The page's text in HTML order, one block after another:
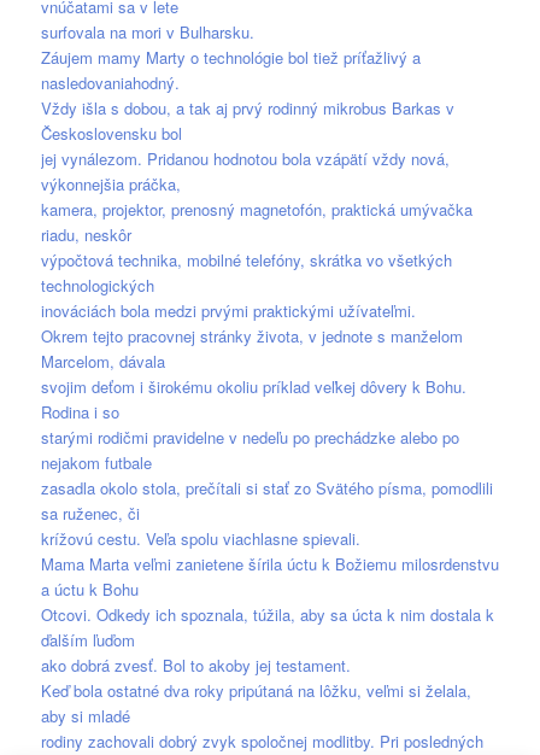
vnúčatami sa v lete
surfovala na mori v Bulharsku.
Záujem mamy Marty o technológie bol tiež príťažlivý a
nasledovaniahodný.
Vždy išla s dobou, a tak aj prvý rodinný mikrobus Barkas v
Československu bol
jej vynálezom. Pridanou hodnotou bola vzápätí vždy nová,
výkonnejšia práčka,
kamera, projektor, prenosný magnetofón, praktická umývačka
riadu, neskôr
výpočtová technika, mobilné telefóny, skrátka vo všetkých
technologických
inováciách bola medzi prvými praktickými užívateľmi.
Okrem tejto pracovnej stránky života, v jednote s manželom
Marcelom, dávala
svojim deťom i širokému okoliu príklad veľkej dôvery k Bohu.
Rodina i so
starými rodičmi pravidelne v nedeľu po prechádzke alebo po
nejakom futbale
zasadla okolo stola, prečítali si stať zo Svätého písma, pomodlili
sa ruženec, či
krížovú cestu. Veľa spolu viachlasne spievali.
Mama Marta veľmi zanietene šírila úctu k Božiemu milosrdenstvu
a úctu k Bohu
Otcovi. Odkedy ich spoznala, túžila, aby sa úcta k nim dostala k
ďalším ľuďom
ako dobrá zvesť. Bol to akoby jej testament.
Keď bola ostatné dva roky pripútaná na lôžku, veľmi si želala,
aby si mladé
rodiny zachovali dobrý zvyk spoločnej modlitby. Pri posledných